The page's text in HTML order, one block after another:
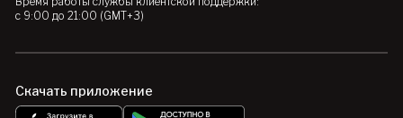
с 9:00 до 21:00 (GMT+3)
Скачать приложение